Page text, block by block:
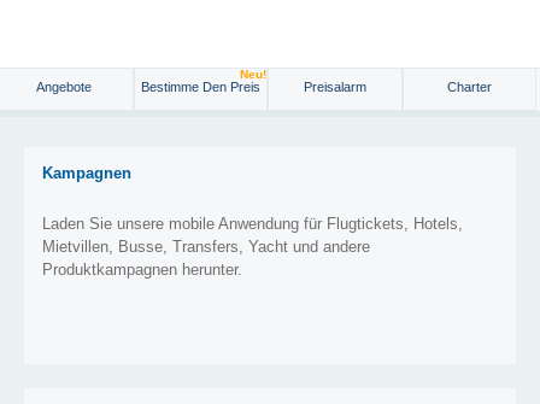
Angebote Bestimme Den Preis
Neu!
Preisalarm Charter
Kampagnen
Laden Sie unsere mobile Anwendung für Flugtickets, Hotels,
Mietvillen, Busse, Transfers, Yacht und andere
Produktkampagnen herunter.